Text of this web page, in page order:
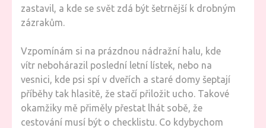
zastavil, a kde se svět zdá být šetrnější k drobným
zázrakům.
Vzpomínám si na prázdnou nádražní halu, kde
vítr nebohárazil poslední letní lístek, nebo na
vesnici, kde psi spí v dveřích a staré domy šeptají
příběhy tak hlasitě, že stačí přiložit ucho. Takové
okamžiky mě přiměly přestat lhát sobě, že
cestování musí být o checklistu. Co kdybychom